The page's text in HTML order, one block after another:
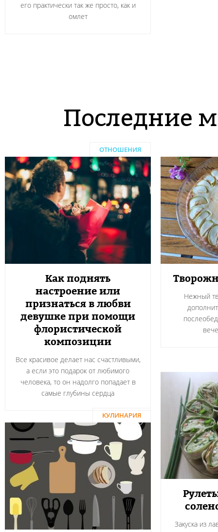
его практически так же просто, как и
омлет
Последние
ОТНОШЕНИЯ
Как поднять
настроение или
признаться в любви
девушке при помощи
флористической
композиции
Все красивое делает нас счастливыми,
а если это подарок от любимого
человека, то он надолго попадает в
самые глубины сердца
Нежный
Закуска из
КУЛИНАРИЯ